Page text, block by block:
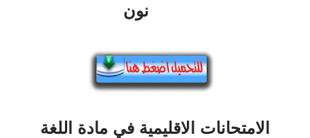
نون
الامتحانات الاقليمية في مادة اللغة